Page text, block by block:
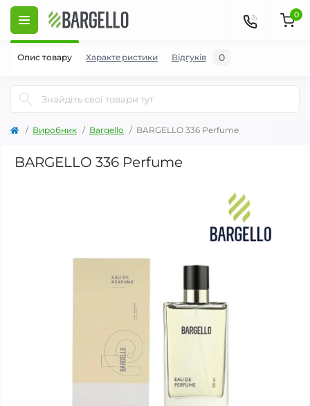
0
Виробник Bargello BARGELLO 336 Perfume
BARGELLO 336 Perfume
Опис товару Характеристики Відгуків 0